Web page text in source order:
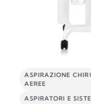
ASPIRAZIONE
AEREE
ASPIRATORI E